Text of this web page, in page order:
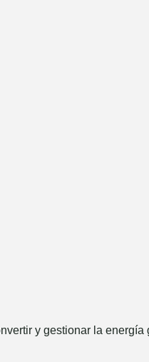
y gestionar la energía